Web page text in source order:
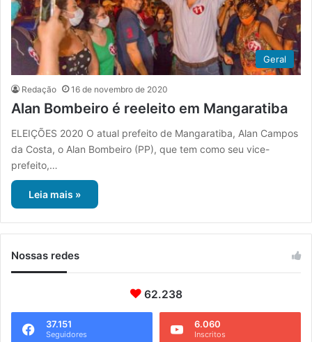
Geral
Redação 16 de novembro de 2020
Alan Bombeiro é reeleito em Mangaratiba
ELEIÇÕES 2020 O atual prefeito de Mangaratiba, Alan Campos
da Costa, o Alan Bombeiro (PP), que tem como seu vice-
prefeito,…
Leia mais »
Nossas redes
62.238
37.151
Seguidores
6.060
Inscritos